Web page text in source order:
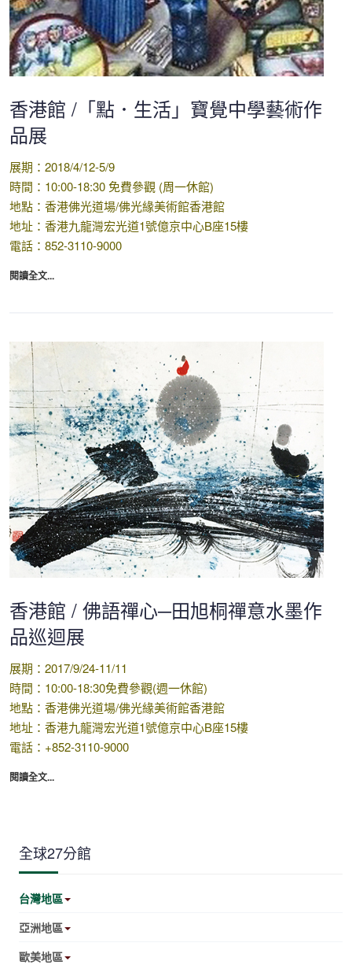
香港館 /「點．生活」寶覺中學藝術作
品展
展期：2018/4/12-5/9
時間：10:00-18:30 免費參觀 (周一休館)
地點：香港佛光道場/佛光緣美術館香港館
地址：香港九龍灣宏光道1號億京中心B座15樓
電話：852-3110-9000
閱讀全文...
香港館 / 佛語禪心─田旭桐禪意水墨作
品巡迴展
展期：2017/9/24-11/11
時間：10:00-18:30免費參觀(週一休館)
地點：香港佛光道場/佛光緣美術館香港館
地址：香港九龍灣宏光道1號億京中心B座15樓
電話：+852-3110-9000
閱讀全文...
全球27分館
台灣地區
亞洲地區
歐美地區